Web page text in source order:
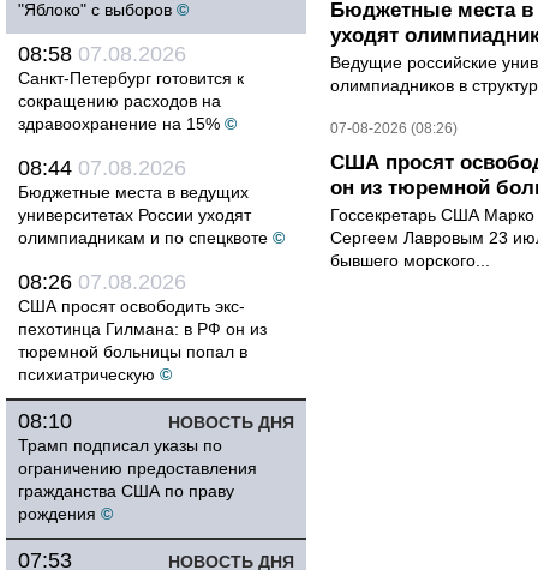
"Яблоко" с выборов ©
08:58 07.08.2026
Санкт-Петербург готовится к
сокращению расходов на
здравоохранение на 15% ©
08:44 07.08.2026
Бюджетные места в ведущих
университетах России уходят
олимпиадникам и по спецквоте ©
08:26 07.08.2026
США просят освободить экс-
пехотинца Гилмана: в РФ он из
тюремной больницы попал в
психиатрическую ©
НОВОСТЬ ДНЯ
08:10
Трамп подписал указы по
ограничению предоставления
гражданства США по праву
рождения ©
НОВОСТЬ ДНЯ
07:53
Бюджетные места в
уходят
Ведущие российские
олимпиадников в
07-08-2026 (08:26)
США просят
он из тюремной
Госсекретарь США
Сергеем Лавровым 23
бывшего морского...